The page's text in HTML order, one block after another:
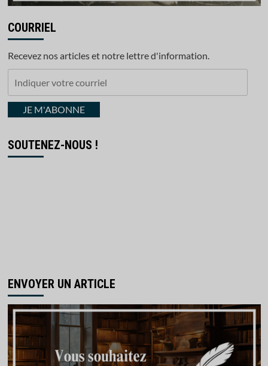
COURRIEL
Recevez nos articles et notre lettre d'information.
courrielJE M'ABONNE
SOUTENEZ-NOUS !
ENVOYER UN ARTICLE